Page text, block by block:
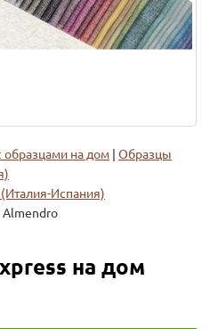
образцами на дом
Образцы
Испания)
Almendro
на дом